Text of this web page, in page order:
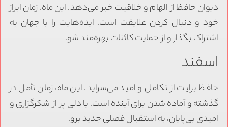
دیوان حافظ از الهام و خلاقیت خبر می‌دهد. این ماه، زمان ابراز
خود و دنبال کردن علایقت است. ایده‌هایت را با جهان به
اشتراک بگذار و از حمایت کائنات بهره‌مند شو.
اسفند
حافظ برایت از تکامل و امید می‌سراید. این ماه، زمان تأمل در
گذشته و آماده شدن برای آینده است. با دلی پر از شکرگزاری و
امیدی بی‌پایان، به استقبال فصلی جدید برو.